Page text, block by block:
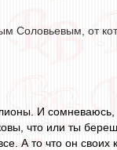
Соловьевым, от
И
что или ты
А то что он своих